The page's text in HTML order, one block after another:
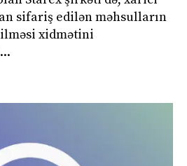
xidmətini